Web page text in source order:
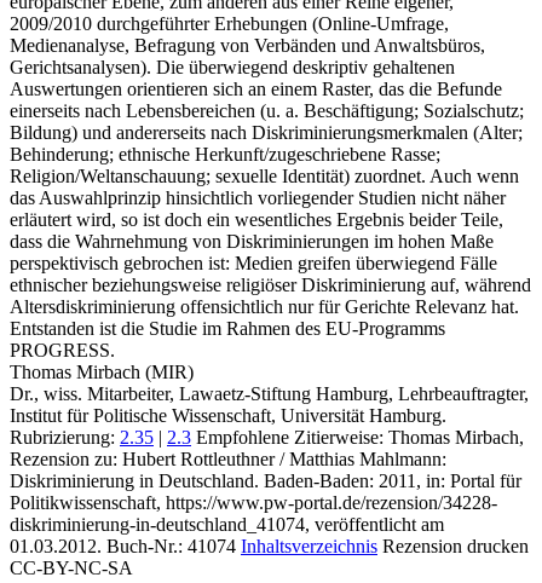
2009/2010 durchgeführter Erhebungen (Online-Umfrage,
Medienanalyse, Befragung von Verbänden und Anwaltsbüros,
Gerichtsanalysen). Die überwiegend deskriptiv gehaltenen
Auswertungen orientieren sich an einem Raster, das die Befunde
einerseits nach Lebensbereichen (u. a. Beschäftigung; Sozialschutz;
Bildung) und andererseits nach Diskriminierungsmerkmalen (Alter;
Behinderung; ethnische Herkunft/zugeschriebene Rasse;
Religion/Weltanschauung; sexuelle Identität) zuordnet. Auch wenn
das Auswahlprinzip hinsichtlich vorliegender Studien nicht näher
erläutert wird, so ist doch ein wesentliches Ergebnis beider Teile,
dass die Wahrnehmung von Diskriminierungen im hohen Maße
perspektivisch gebrochen ist: Medien greifen überwiegend Fälle
ethnischer beziehungsweise religiöser Diskriminierung auf, während
Altersdiskriminierung offensichtlich nur für Gerichte Relevanz hat.
Entstanden ist die Studie im Rahmen des EU-Programms
PROGRESS.
Thomas Mirbach (MIR)
Dr., wiss. Mitarbeiter, Lawaetz-Stiftung Hamburg, Lehrbeauftragter,
Institut für Politische Wissenschaft, Universität Hamburg.
Rubrizierung: 2.35 | 2.3 Empfohlene Zitierweise: Thomas Mirbach,
Rezension zu: Hubert Rottleuthner / Matthias Mahlmann:
Diskriminierung in Deutschland. Baden-Baden: 2011, in: Portal für
Politikwissenschaft, https://www.pw-portal.de/rezension/34228-
diskriminierung-in-deutschland_41074, veröffentlicht am
01.03.2012. Buch-Nr.: 41074 Inhaltsverzeichnis Rezension drucken
CC-BY-NC-SA